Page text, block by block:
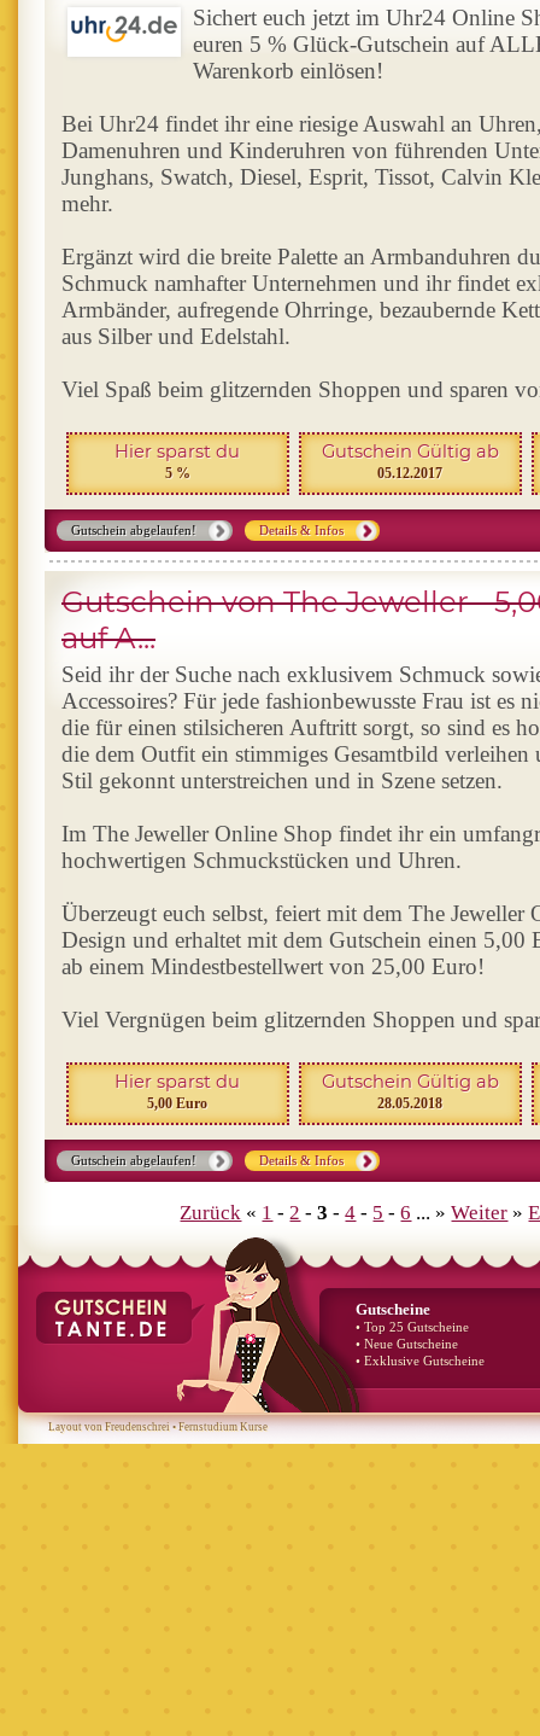
Sichert euch jetzt im Uhr24 Online
euren 5 % Glück-Gutschein auf
Warenkorb einlösen!
Bei Uhr24 findet ihr eine riesige Auswahl an
Damenuhren und Kinderuhren von führenden
Junghans, Swatch, Diesel, Esprit, Tissot, Calvin
mehr.
Ergänzt wird die breite Palette an Armbanduhren
Schmuck namhafter Unternehmen und ihr findet
Armbänder, aufregende Ohrringe, bezaubernde
aus Silber und Edelstahl.
Viel Spaß beim glitzernden Shoppen und sparen
Hier sparst du
5 %
Gutschein Gültig ab
05.12.2017
Gutschein abgelaufen! Details & Infos
Gutschein von The Jeweller -
auf A...
Seid ihr der Suche nach exklusivem Schmuck
Accessoires? Für jede fashionbewusste Frau ist es
die für einen stilsicheren Auftritt sorgt, so sind es
die dem Outfit ein stimmiges Gesamtbild verleihen
Stil gekonnt unterstreichen und in Szene setzen.
Im The Jeweller Online Shop findet ihr ein
hochwertigen Schmuckstücken und Uhren.
Überzeugt euch selbst, feiert mit dem The Jeweller
Design und erhaltet mit dem Gutschein einen
ab einem Mindestbestellwert von 25,00 Euro!
Viel Vergnügen beim glitzernden Shoppen und
Hier sparst du
5,00 Euro
Gutschein Gültig ab
28.05.2018
Gutschein abgelaufen! Details & Infos
Zurück « 1 -2 -3 -4 - 5 -6 ... »Weiter »
Gutscheine
• Top 25 Gutscheine
• Neue Gutscheine
• Exklusive Gutscheine
Layout von Freudenschrei•Fernstudium Kurse